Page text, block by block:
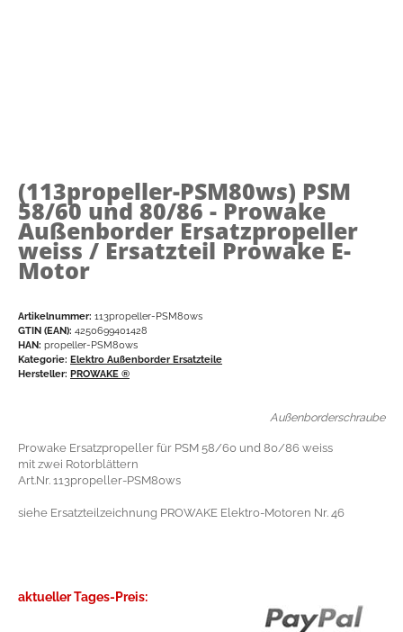
(113propeller-PSM80ws) PSM
58/60 und 80/86 - Prowake
Außenborder Ersatzpropeller
weiss / Ersatzteil Prowake E-
Motor
Artikelnummer: 113propeller-PSM80ws
GTIN (EAN): 4250699401428
HAN: propeller-PSM80ws
Kategorie: Elektro Außenborder Ersatzteile
Hersteller: PROWAKE ®
Außenborderschraube
Prowake Ersatzpropeller für PSM 58/60 und 80/86 weiss
mit zwei Rotorblättern
Art.Nr. 113propeller-PSM80ws
siehe Ersatzteilzeichnung PROWAKE Elektro-Motoren Nr. 46
aktueller Tages-Preis: